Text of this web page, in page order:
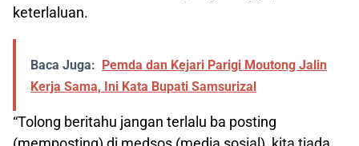
keterlaluan.
Baca Juga: Pemda dan Kejari Parigi Moutong Jalin
Kerja Sama, Ini Kata Bupati Samsurizal
“Tolong beritahu jangan terlalu ba posting